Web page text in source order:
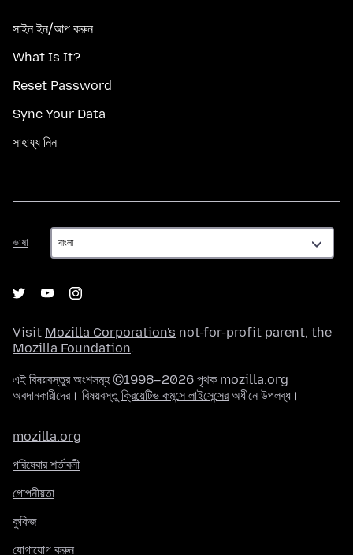
সাইন ইন/আপ করুন
What Is It?
Reset Password
Sync Your Data
সাহায্য নিন
ভাষা
ভাষা
Visit Mozilla Corporation's not-for-profit parent, the
Mozilla Foundation.
এই বিষয়বস্তুর অংশসমূহ ©1998–2026 পৃথক mozilla.org
অবদানকারীদের। বিষয়বস্তুক্রিয়েটিভ কমন্সে লাইসেন্সেরঅধীনে উপলব্ধ।
mozilla.org
পরিষেবার শর্তাবলী
গোপনীয়তা
কুকিজ
যোগাযোগ করুন